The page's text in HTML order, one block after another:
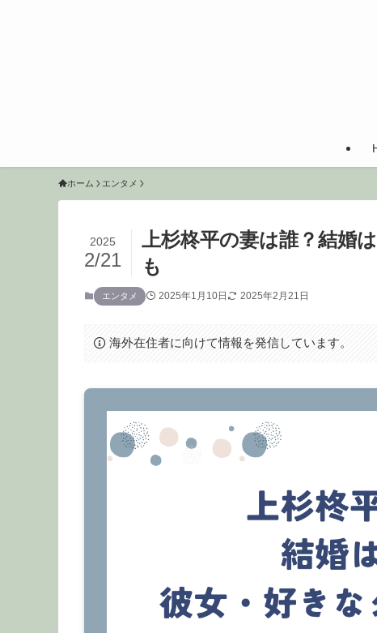
ホーム エンタメ
上杉柊平の妻は誰？結婚
も
2025
2/21
エンタメ 2025年1月10日 2025年2月21日
海外在住者に向けて情報を発信しています。